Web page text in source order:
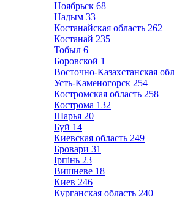
Ноябрьск 68
Надым 33
Костанайская область 262
Костанай 235
Тобыл 6
Боровской 1
Восточно-Казахстанская
Усть-Каменогорск 254
Костромская область 258
Кострома 132
Шарья 20
Буй 14
Киевская область 249
Бровари 31
Ірпінь 23
Вишневе 18
Киев 246
Курганская область 240